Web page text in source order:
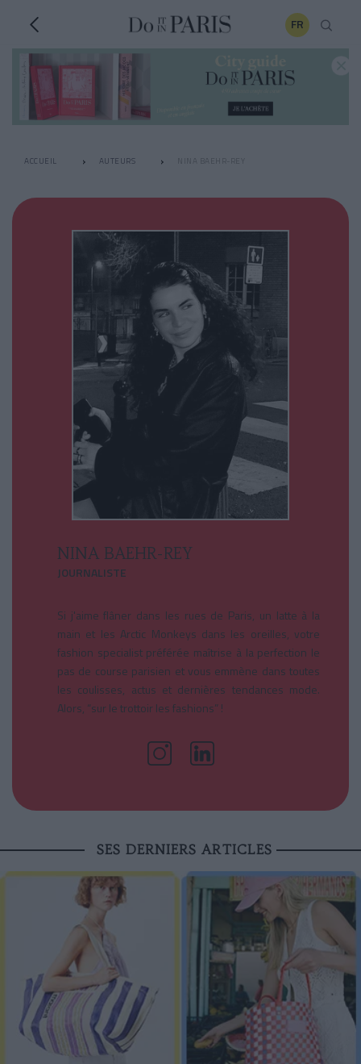
FR
ACCUEIL AUTEURS NINA BAEHR-REY
NINA BAEHR-REY
JOURNALISTE
Si j'aime flâner dans les rues de Paris, un latte à la
main et les Arctic Monkeys dans les oreilles, votre
fashion specialist préférée maîtrise à la perfection le
pas de course parisien et vous emmène dans toutes
les coulisses, actus et dernières tendances mode.
Alors, “sur le trottoir les fashions” !
SES DERNIERS ARTICLES